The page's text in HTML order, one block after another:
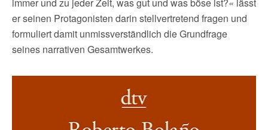
er seinen Protagonisten darin stellvertretend fragen und
formuliert damit unmissverständlich die Grundfrage
seines narrativen Gesamtwerkes.